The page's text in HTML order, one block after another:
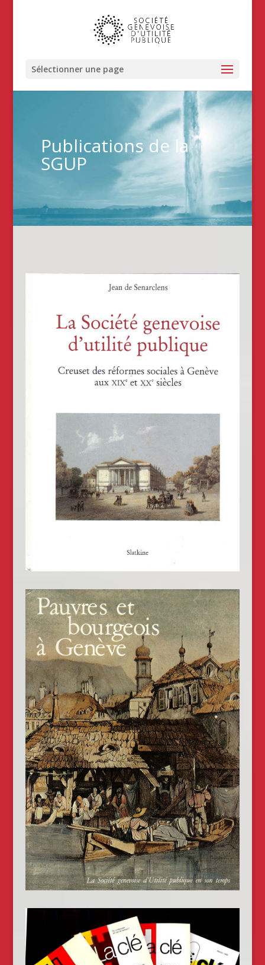
Sélectionner une page
Publications de la
SGUP